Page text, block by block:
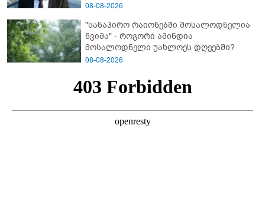
08-08-2026
"სანაპირო რაიონებში მოსალოდნელია
წვიმა" - როგორი ამინდია
მოსალოდნელი უახლოეს დღეებში?
08-08-2026